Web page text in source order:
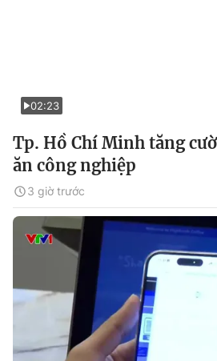
02:23
Tp. Hồ Chí Minh tăng
ăn công nghiệp
3 giờ trước